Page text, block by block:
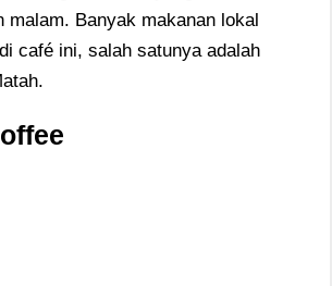
malam. Banyak makanan lokal
café ini, salah satunya adalah